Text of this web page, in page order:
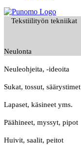
Tekstiilityön tekniikat
Neulonta
Neuleohjeita, -ideoita
Sukat, tossut, säärystimet
Lapaset, käsineet yms.
Päähineet, myssyt, pipot
Huivit, saalit, peitot